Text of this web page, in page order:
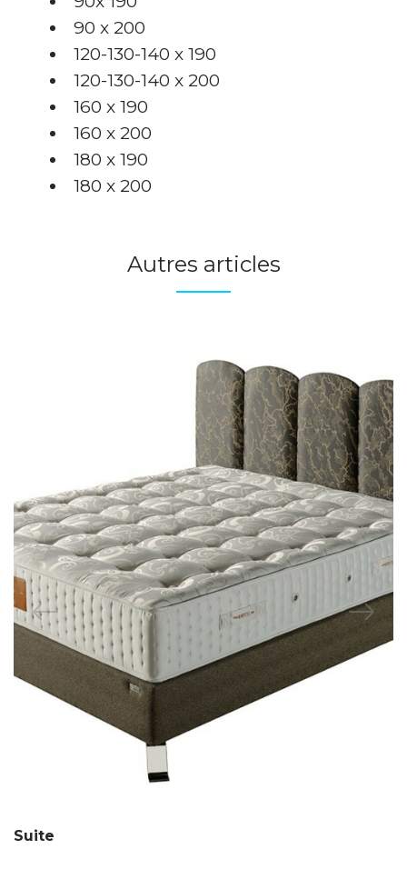
90 x 200
120-130-140 x 190
120-130-140 x 200
160 x 190
160 x 200
180 x 190
180 x 200
Autres articles
Suite